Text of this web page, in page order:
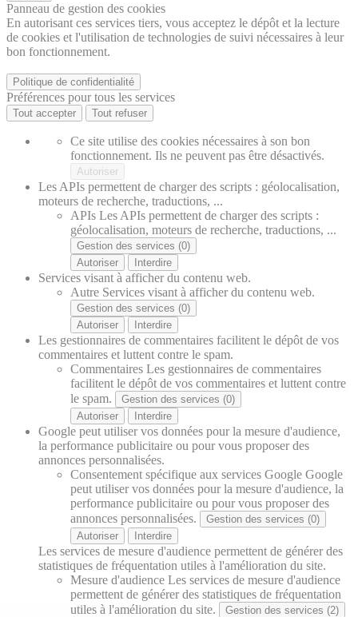
Panneau de gestion des cookies
En autorisant ces services tiers, vous acceptez le dépôt et la lecture
de cookies et l'utilisation de technologies de suivi nécessaires à leur
bon fonctionnement.
Politique de confidentialité
Préférences pour tous les services
Tout accepter Tout refuser
Ce site utilise des cookies nécessaires à son bon
fonctionnement. Ils ne peuvent pas être désactivés.
Autoriser
Les APIs permettent de charger des scripts : géolocalisation,
moteurs de recherche, traductions, ...
APIs Les APIs permettent de charger des scripts :
géolocalisation, moteurs de recherche, traductions, ...
Gestion des services (0)
Autoriser
Interdire
Services visant à afficher du contenu web.
Autre Services visant à afficher du contenu web.
Gestion des services (0)
Autoriser
Interdire
Les gestionnaires de commentaires facilitent le dépôt de vos
commentaires et luttent contre le spam.
Commentaires Les gestionnaires de commentaires
facilitent le dépôt de vos commentaires et luttent contre
le spam.
Gestion des services (0)
Autoriser
Interdire
Google peut utiliser vos données pour la mesure d'audience,
la performance publicitaire ou pour vous proposer des
annonces personnalisées.
Consentement spécifique aux services Google Google
peut utiliser vos données pour la mesure d'audience, la
performance publicitaire ou pour vous proposer des
annonces personnalisées.
Gestion des services (0)
Autoriser
Interdire
Les services de mesure d'audience permettent de générer des
statistiques de fréquentation utiles à l'amélioration du site.
Mesure d'audience Les services de mesure d'audience
permettent de générer des statistiques de fréquentation
utiles à l'amélioration du site.
Gestion des services (2)